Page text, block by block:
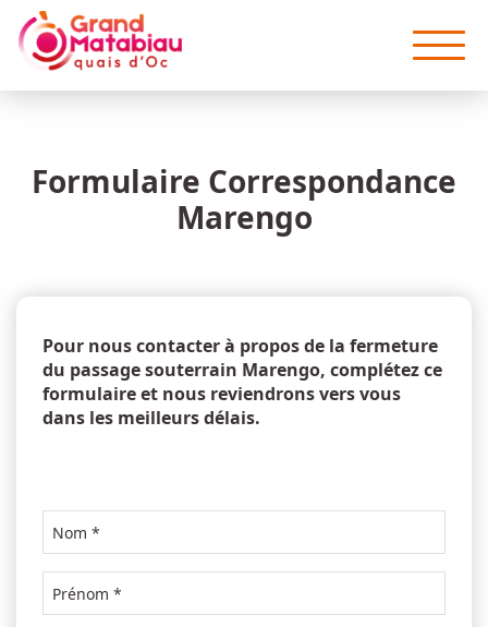
Aller au contenu principal
Formulaire Correspondance
Marengo
Pour nous contacter à propos de la fermeture
du passage souterrain Marengo, complétez ce
formulaire et nous reviendrons vers vous
dans les meilleurs délais.